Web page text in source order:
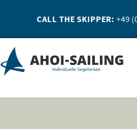
CALL THE SKIPPER: +49